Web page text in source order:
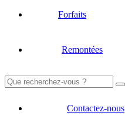
Forfaits
Remontées
Rechercher :
Contactez-nous